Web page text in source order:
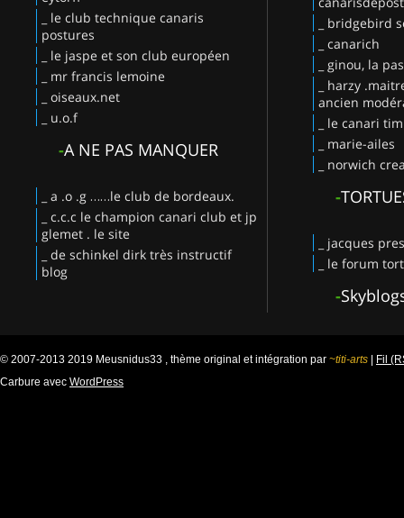
_ le club technique canaris
postures
_ le jaspe et son club européen
_ mr francis lemoine
_ oiseaux.net
_ u.o.f
-A NE PAS MANQUER
_ a .o .g ……le club de bordeaux.
_ c.c.c le champion canari club et jp
glemet . le site
_ de schinkel dirk très instructif
blog
_ bridgebird
_ canarich
_ ginou, la
_ harzy
ancien
_ le canari
_ marie-ailes
_ norwich
-
_ jacques
_ le forum
-
© 2007-2013 2019 Meusnidus33 , thème original et intégration par ~titi-arts | Fil
Carbure avec WordPress